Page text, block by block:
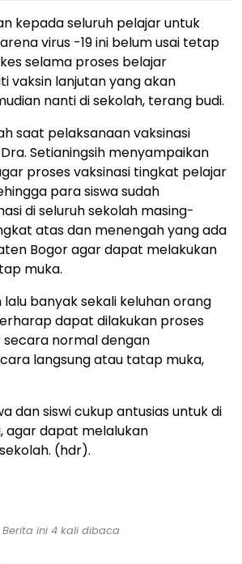
kepada seluruh pelajar untuk
virus -19 ini belum usai tetap
selama proses belajar
vaksin lanjutan yang akan
nanti di sekolah, terang budi.
saat pelaksanaan vaksinasi
Setianingsih menyampaikan
proses vaksinasi tingkat pelajar
para siswa sudah
di seluruh sekolah masing-
atas dan menengah yang ada
Bogor agar dapat melakukan
muka.
lalu banyak sekali keluhan orang
dapat dilakukan proses
normal dengan
langsung atau tatap muka,
dan siswi cukup antusias untuk di
agar dapat melalukan
(hdr).
Berita ini 4 kali dibaca